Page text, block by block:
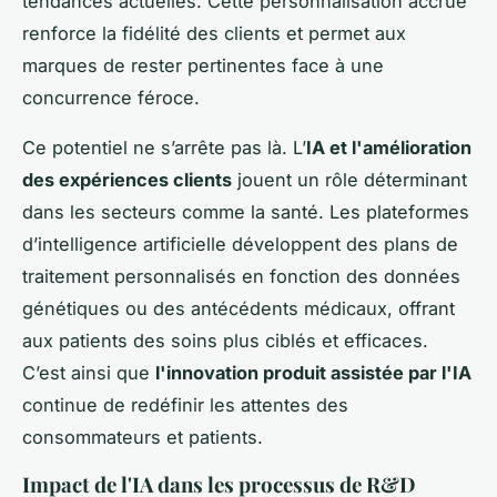
renforce la fidélité des clients et permet aux
marques de rester pertinentes face à une
concurrence féroce.
Ce potentiel ne s’arrête pas là. L’IA et l'amélioration
des expériences clients jouent un rôle déterminant
dans les secteurs comme la santé. Les plateformes
d’intelligence artificielle développent des plans de
traitement personnalisés en fonction des données
génétiques ou des antécédents médicaux, offrant
aux patients des soins plus ciblés et efficaces.
C’est ainsi que l'innovation produit assistée par l'IA
continue de redéfinir les attentes des
consommateurs et patients.
Impact de l'IA dans les processus de R&D